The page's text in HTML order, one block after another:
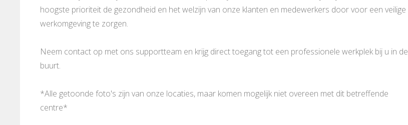
hoogste prioriteit de gezondheid en het welzijn van onze klanten en medewerkers door voor een veilige
werkomgeving te zorgen.
Neem contact op met ons supportteam en krijg direct toegang tot een professionele werkplek bij u in de
buurt.
*Alle getoonde foto's zijn van onze locaties, maar komen mogelijk niet overeen met dit betreffende
centre*